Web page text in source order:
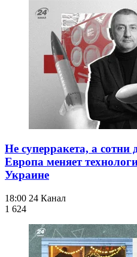
Не суперракета, а
Европа меняет
Украине
18:00 24 Канал
1 624